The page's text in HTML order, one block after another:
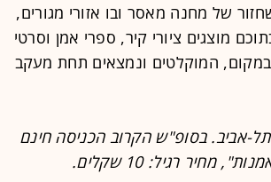
של מחנה מאסר ובו אזורי מגורים,
מוצגים ציורי קיר, ספרי אמן וסרטי
במקום, המוקלטים ונמצאים תחת מעקב
הלנה רובינשטיין, שדרות תרס"ט 6, תל-אביב. בסופ"ש הקרוב הכניסה חינם
רגיל: 10 שקלים.